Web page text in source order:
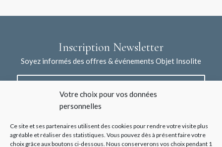
Votre choix pour vos données
personnelles
Ce site et ses partenaires utilisent des cookies pour rendre votre visite plus
agréable et réaliser des statistiques. Vous pouvez dès à présent faire votre
choix grâce aux boutons ci-dessous. Nous conserverons vos choix pendant 1
Inscription Newsletter
Soyez informés des offres & événements Objet Insolite